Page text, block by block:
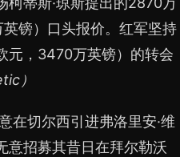
镑）口头报价。红军坚持
，3470万英镑）的转会
）
在切尔西引进弗洛里安·维
意招募其昔日在拜尔勒沃